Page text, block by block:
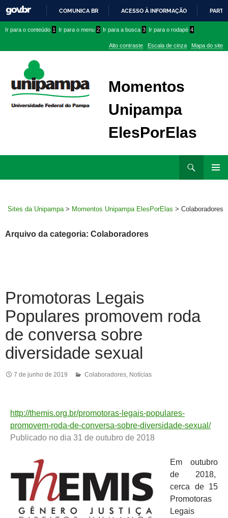
PARA
CONTEÚDO
COMUNICA BR ACESSO À INFORMAÇÃO
conteúdo
menu
superior
menu
Ir para o conteúdo 1 Ir para o menu 2 Ir para a busca 3 Ir para o rodapé 4
Alto contraste Escala de cinza Mapa do site
Momentos
Unipampa
ElesPorElas
Sites da Unipampa > Momentos Unipampa ElesPorElas > Colaboradores
Arquivo da categoria: Colaboradores
Promotoras Legais
Populares promovem roda
de conversa sobre
diversidade sexual
7 de junho de 2019 Colaboradores Notícias
http://themis.org.br/promotoras-legais-populares-
promovem-roda-de-conversa-sobre-diversidade-sexual/
Publicado no dia 31 de outubro de 2018
Em outubro
de 2018,
cerca de 15
Promotoras
Legais